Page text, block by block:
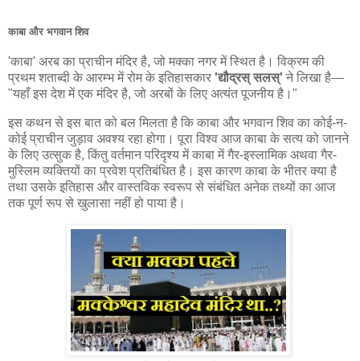
काबा और भगवान शिव
'काबा' अरब का प्राचीन मंदिर है, जो मक्का नगर में स्थित है। विक्रम की
प्रथम शताब्दी के आरम्भ में रोम के इतिहासकार 'द्यौद्रस् सलस्' ने लिखा है—
"यहाँ इस देश में एक मंदिर है, जो अरबों के लिए अत्यंत पूजनीय है।"
इस कथन से इस बात को बल मिलता है कि काबा और भगवान शिव का कोई-न-
कोई प्राचीन जुड़ाव अवश्य रहा होगा। पूरा विश्व आज काबा के सत्य को जानने
के लिए उत्सुक है, किंतु वर्तमान परिदृश्य में काबा में गैर-इस्लामिक अथवा गैर-
मुस्लिम व्यक्तियों का प्रवेश प्रतिबंधित है। इस कारण काबा के भीतर क्या है
तथा उसके इतिहास और वास्तविक स्वरूप से संबंधित अनेक तथ्यों का आज
तक पूर्ण रूप से खुलासा नहीं हो पाया है।